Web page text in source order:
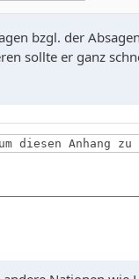
bzgl. der
sollte er ganz
diesen Anhang zu